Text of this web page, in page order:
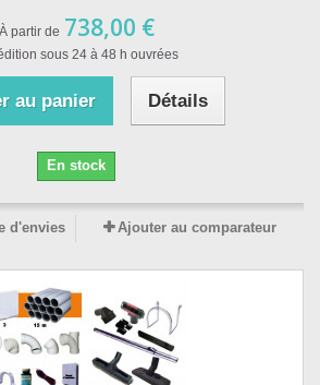
À partir de 738,00 €
sous 24 à 48 h ouvrées
au panier Détails
En stock
d'envies Ajouter au comparateur